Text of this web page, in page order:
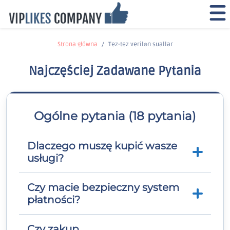
Strona główna Tez-tez verilən suallar
Najczęściej Zadawane Pytania
Ogólne pytania (18 pytania)
Dlaczego muszę kupić wasze
usługi?
Media społecznościowe stały się jedną z
najszybciej rozwijających się form reklamy
klientów sprawia, że promowanie
Czy macie bezpieczny system
płatności?